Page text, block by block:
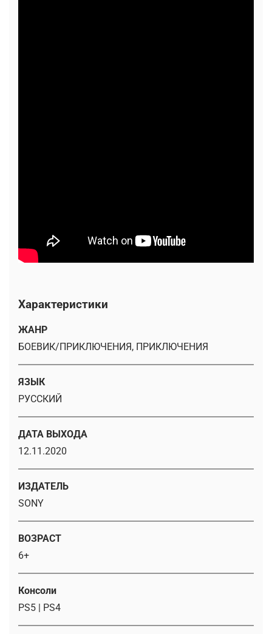
Характеристики
ЖАНР
БОЕВИК/ПРИКЛЮЧЕНИЯ, ПРИКЛЮЧЕНИЯ
ЯЗЫК
РУССКИЙ
ДАТА ВЫХОДА
12.11.2020
ИЗДАТЕЛЬ
SONY
ВОЗРАСТ
6+
Консоли
PS5 | PS4